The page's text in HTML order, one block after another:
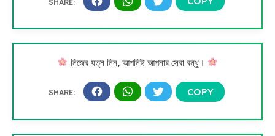
নিজের যত্ন নিন, আপনিই আপনার সেরা বন্ধু।